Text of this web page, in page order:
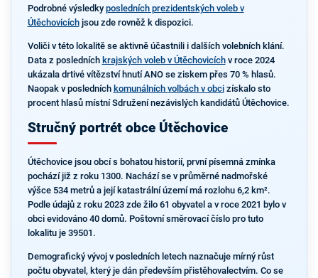
Podrobné výsledky posledních prezidentských voleb v
Útěchovicíchjsou zde rovněž k dispozici.
Voliči v této lokalitě se aktivně účastnili i dalších volebních klání.
Data z posledních krajských voleb v Útěchovicíchv roce 2024
ukázala drtivé vítězství hnutí ANO se ziskem přes 70 % hlasů.
Naopak v posledních komunálních volbách v obcizískalo sto
procent hlasů místní Sdružení nezávislých kandidátů Útěchovice.
Stručný portrét obce Útěchovice
Útěchovice jsou obcí s bohatou historií, první písemná zmínka
pochází již z roku 1300. Nachází se v průměrné nadmořské
výšce 534 metrů a její katastrální území má rozlohu 6,2 km².
Podle údajů z roku 2023 zde žilo 61 obyvatel a v roce 2021 bylo v
obci evidováno 40 domů. Poštovní směrovací číslo pro tuto
lokalitu je 39501.
Demografický vývoj v posledních letech naznačuje mírný růst
počtu obyvatel, který je dán především přistěhovalectvím. Co se